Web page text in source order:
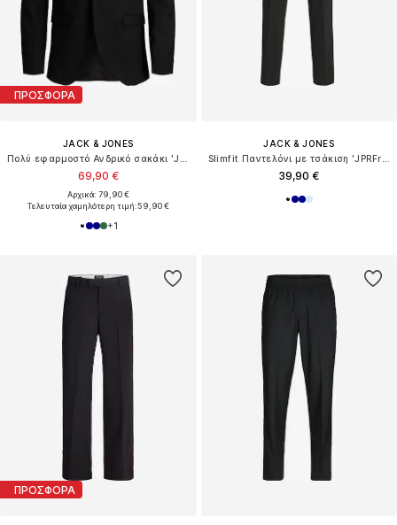
ΠΡΟΣΦΟΡΑ
JACK & JONES
69,90 €
Αρχικά: 79,90 €
Τελευταία χαμηλότερη τιμή:59,90 €
+1
JACK & JONES
39,90 €
ΠΡΟΣΦΟΡΑ